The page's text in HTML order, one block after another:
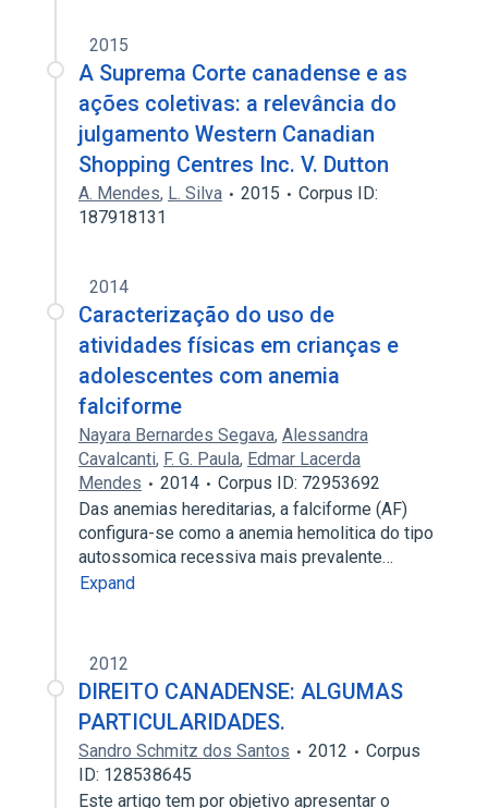
2015
A Suprema Corte canadense e as
ações coletivas: a relevância do
julgamento Western Canadian
Shopping Centres Inc. V. Dutton
A. Mendes, L. Silva 2015
Corpus ID:
187918131
2014
Caracterização do uso de
atividades físicas em crianças e
adolescentes com anemia
falciforme
Nayara Bernardes Segava, Alessandra
Cavalcanti, F. G. Paula, Edmar Lacerda
Mendes
2014
Corpus ID: 72953692
Das anemias hereditarias, a falciforme (AF)
configura-se como a anemia hemolitica do tipo
autossomica recessiva mais prevalente…
Expand
2012
DIREITO CANADENSE: ALGUMAS
PARTICULARIDADES.
Sandro Schmitz dos Santos 2012
Corpus
ID: 128538645
Este artigo tem por objetivo apresentar o